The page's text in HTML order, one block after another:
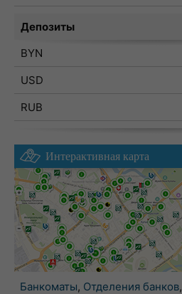
Депозиты
BYN
USD
RUB
Интерактивная карта
Банкоматы, Отделения банков,